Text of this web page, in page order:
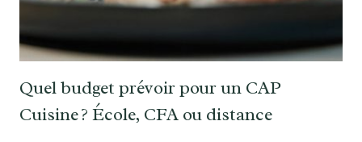
Quel budget prévoir pour un CAP
Cuisine ? École, CFA ou distance